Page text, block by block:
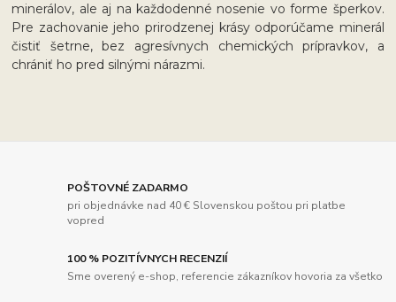
minerálov, ale aj na každodenné nosenie vo forme šperkov.
Pre zachovanie jeho prirodzenej krásy odporúčame minerál
čistiť šetrne, bez agresívnych chemických prípravkov, a
chrániť ho pred silnými nárazmi.
POŠTOVNÉ ZADARMO
pri objednávke nad 40 € Slovenskou poštou pri platbe
vopred
100 % POZITÍVNYCH RECENZIÍ
Sme overený e-shop, referencie zákazníkov hovoria za všetko